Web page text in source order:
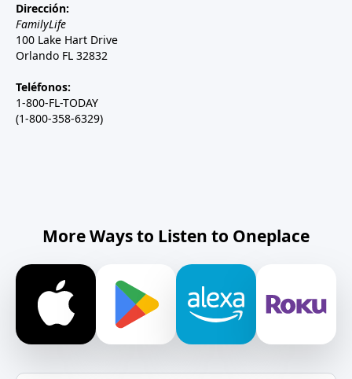
Dirección:
FamilyLife
100 Lake Hart Drive
Orlando FL 32832
Teléfonos:
1-800-FL-TODAY
(1-800-358-6329)
More Ways to Listen to Oneplace